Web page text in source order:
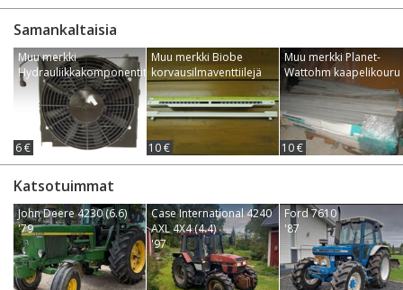
Samankaltaisia
Muu merkki
Hydrauliikkakomponentit
6 €
Muu merkki Biobe
korvausilmaventtiilejä
10 €
Muu merkki Planet-
Wattohm kaapelikouru
10 €
Katsotuimmat
John Deere 4230 (6.6)
'79
Case International 4240
AXL 4X4 (4.4)
'97
Ford 7610
'87